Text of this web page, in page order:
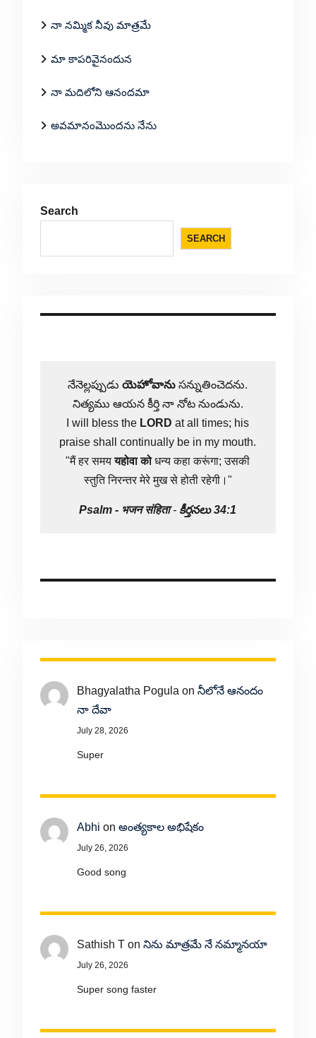
నా నమ్మిక నీవు మాత్రమే
మా కాపరివైనందున
నా మదిలోని ఆనందమా
అవమానంమొందను నేను
Search
SEARCH
నేనెల్లప్పుడుయెహోవాను సన్నుతించెదను.
నిత్యము ఆయన కీర్తి నా నోట నుండును.
I will bless the LORD at all times; his
praise shall continually be in my mouth.
"मैं हर समययहोवा कोधन्य कहा करूंगा; उसकी
स्तुति निरन्तर मेरे मुख से होती रहेगी।"
Psalm - भजन संहिता- కీర్తనలు 34:1
Bhagyalatha Pogula on నీలోనే ఆనందం
నా దేవా
July 28, 2026
Super
Abhi on అంత్యకాల అభిషేకం
July 26, 2026
Good song
Sathish Ton నిను మాత్రమే నే నమ్మానయా
July 26, 2026
Super song faster